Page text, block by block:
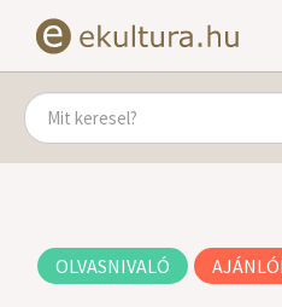
OLVASNIVALÓ